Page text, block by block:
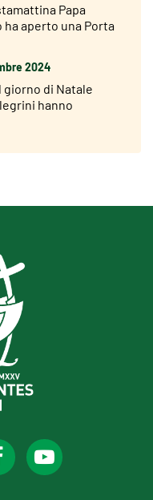
Papa
ha aperto una Porta
2024
giorno di Natale
hanno